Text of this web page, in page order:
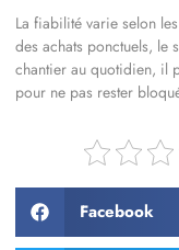
La fiabilité varie selon
des achats ponctuels, le
chantier au quotidien, il
pour ne pas rester
Facebook